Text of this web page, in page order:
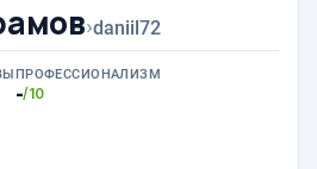
›daniil72
ПРОФЕССИОНАЛИЗМ
-/10